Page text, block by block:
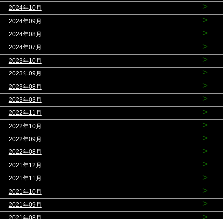
2024年10月 >
2024年09月 >
2024年08月 >
2024年07月 >
2023年10月 >
2023年09月 >
2023年08月 >
2023年03月 >
2022年11月 >
2022年10月 >
2022年09月 >
2022年08月 >
2021年12月 >
2021年11月 >
2021年10月 >
2021年09月 >
>